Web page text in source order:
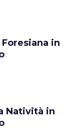
in
Natività in